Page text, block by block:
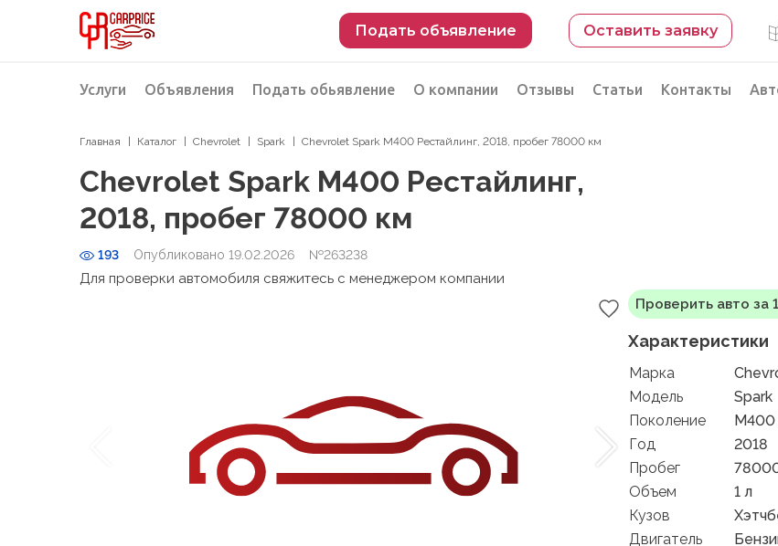
Подать объявление Оставить заявку
Услуги
Подбор автомобиля
Подбор автомобиля из Российской Федерации
Подбор автомобиля из Европы
Проверка автомобиля перед покупкой
Подбор автомобиля из Китая
Объявления Подать обьявление
Разместить объявление о продаже
О компании Отзывы Статьи Контакты
Главная Каталог Chevrolet Spark Chevrolet Spark M400 Рестайлинг, 2018, пробег 78000 км
Chevrolet Spark M400 Рестайлинг,
2018, пробег 78000 км
193 Опубликовано 19.02.2026 №263238
Для проверки автомобиля свяжитесь с менеджером компании
Проверить авто за
Характеристики
Марка
Модель
Spark
Поколение
M400
Год
2018
Пробег
Объем
1 л
Кузов
Двигатель